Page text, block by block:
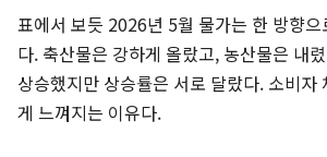
표에서 보듯 2026년 5월 물가는 한 방향
다. 축산물은 강하게 올랐고, 농산물은 내
상승했지만 상승률은 서로 달랐다. 소비자
게 느껴지는 이유다.